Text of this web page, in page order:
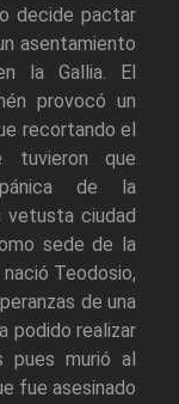
decide pactar
asentamiento
la Gallia. El
provocó un
recortando el
tuvieron que
de la
vetusta ciudad
sede de la
Teodosio,
de una
podido realizar
pues murió al
fue asesinado